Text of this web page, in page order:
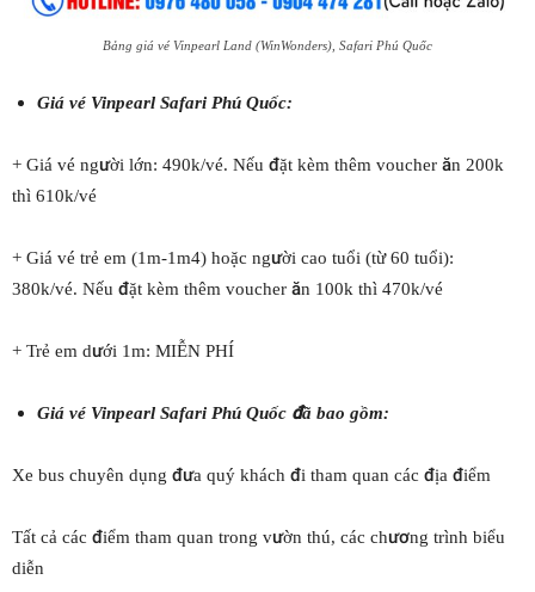
Bảng giá vé Vinpearl Land (WinWonders), Safari Phú Quốc
Giá vé Vinpearl Safari Phú Quốc:
+ Giá vé người lớn: 490k/vé. Nếu đặt kèm thêm voucher ăn 200k
thì 610k/vé
+ Giá vé trẻ em (1m-1m4) hoặc người cao tuổi (từ 60 tuổi):
380k/vé. Nếu đặt kèm thêm voucher ăn 100k thì 470k/vé
+ Trẻ em dưới 1m: MIỄN PHÍ
Giá vé Vinpearl Safari Phú Quốc đã bao gồm:
Xe bus chuyên dụng đưa quý khách đi tham quan các địa điểm
Tất cả các điểm tham quan trong vườn thú, các chương trình biểu
diễn